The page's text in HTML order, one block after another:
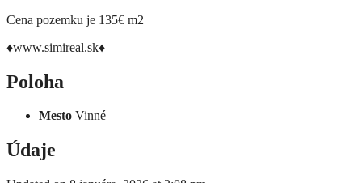
Cena pozemku je 135€ m2
♦️www.simireal.sk♦️
Poloha
Mesto Vinné
Údaje